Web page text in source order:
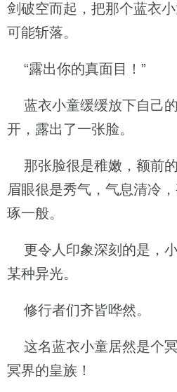
剑破空而起，把那个蓝衣
可能斩落。
“露出你的真面目！”
蓝衣小童缓缓放下自己
开，露出了一张脸。
那张脸很是稚嫩，额前的
眉眼很是秀气，气息清冷
琢一般。
更令人印象深刻的是，
某种异光。
修行者们齐皆哗然。
这名蓝衣小童居然是个
冥界的皇族！